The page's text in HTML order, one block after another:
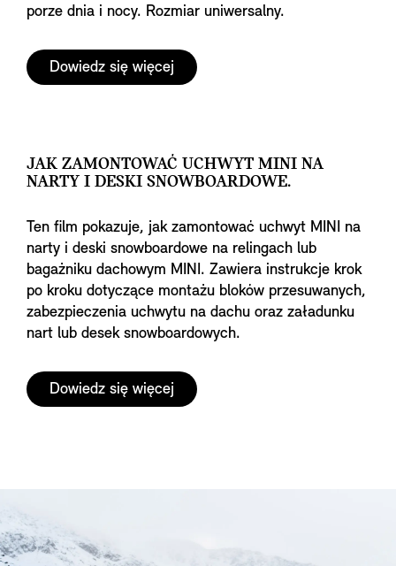
porze dnia i nocy. Rozmiar uniwersalny.
Dowiedz się więcej
JAK ZAMONTOWAĆ UCHWYT MINI NA
NARTY I DESKI SNOWBOARDOWE.
Ten film pokazuje, jak zamontować uchwyt MINI na
narty i deski snowboardowe na relingach lub
bagażniku dachowym MINI. Zawiera instrukcje krok
po kroku dotyczące montażu bloków przesuwanych,
zabezpieczenia uchwytu na dachu oraz załadunku
nart lub desek snowboardowych.
Dowiedz się więcej